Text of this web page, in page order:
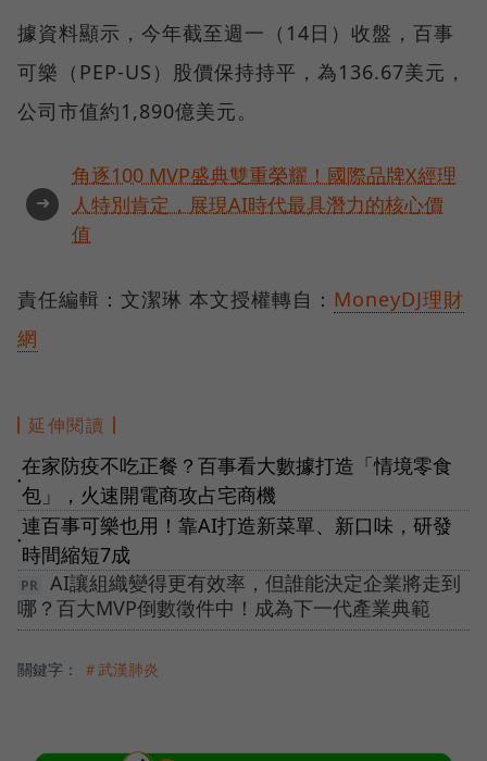
據資料顯示，今年截至週一（14日）收盤，百事
可樂（PEP-US）股價保持持平，為136.67美元，
公司市值約1,890億美元。
➜
角逐100 MVP盛典雙重榮耀！國際品牌X經理
人特別肯定，展現AI時代最具潛力的核心價
值
責任編輯：文潔琳 本文授權轉自： MoneyDJ理財
網
延伸閱讀
●
在家防疫不吃正餐？百事看大數據打造「情境零食
包」，火速開電商攻占宅商機
●
連百事可樂也用！靠AI打造新菜單、新口味，研發
時間縮短7成
AI讓組織變得更有效率，但誰能決定企業將走到
哪？百大MVP倒數徵件中！成為下一代產業典範
關鍵字： ＃武漢肺炎